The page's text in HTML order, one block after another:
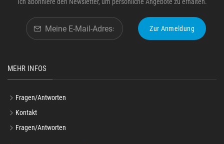
Ich abonniere den Newsletter, um persönliche Angebote zu erhalten.
Zur Anmeldung
MEHR INFOS
Fragen/Antworten
Kontakt
Fragen/Antworten